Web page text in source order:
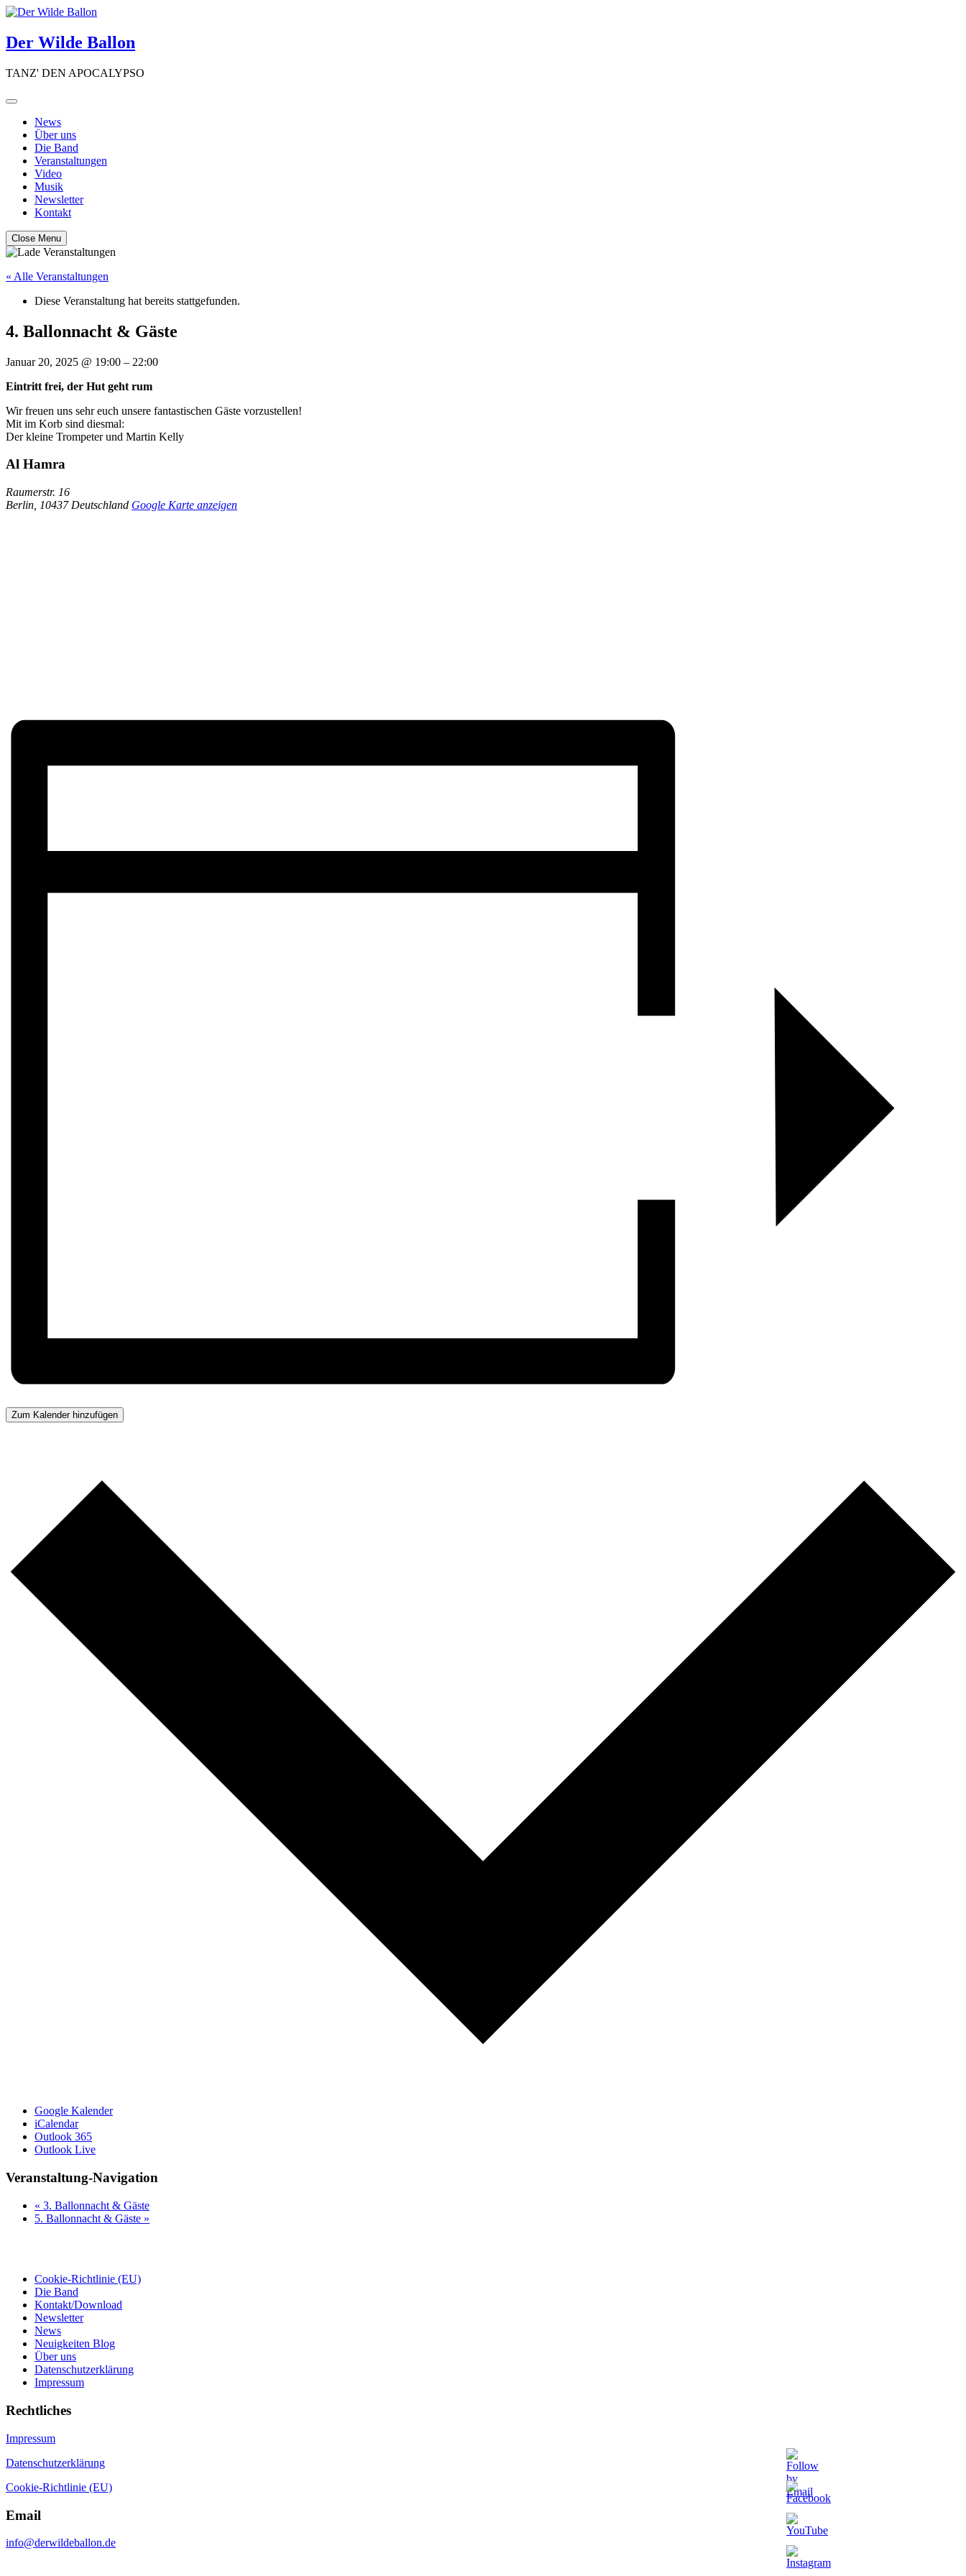
Skip
content
Der Wilde Ballon
TANZ' DEN APOCALYPSO
News
Über uns
Die Band
Veranstaltungen
Video
Musik
Newsletter
Kontakt
Close Menu
« Alle Veranstaltungen
Diese Veranstaltung hat bereits stattgefunden.
4. Ballonnacht & Gäste
Januar 20, 2025 @ 19:00 – 22:00
Eintritt frei, der Hut geht rum
Wir freuen uns sehr euch unsere fantastischen Gäste vorzustellen!
Mit im Korb sind diesmal:
Der kleine Trompeter und Martin Kelly
Al Hamra
Raumerstr. 16
Berlin 10437 Deutschland Google Karte anzeigen
Zum Kalender hinzufügen
Google Kalender
iCalendar
Outlook 365
Outlook Live
Veranstaltung-Navigation
« 3. Ballonnacht & Gäste
5. Ballonnacht & Gäste »
Cookie-Richtlinie (EU)
Die Band
Kontakt/Download
Newsletter
News
Neuigkeiten Blog
Über uns
Datenschutzerklärung
Impressum
Rechtliches
Impressum
Datenschutzerklärung
Cookie-Richtlinie (EU)
Email
info@derwildeballon.de